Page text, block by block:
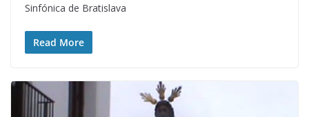
Sinfónica de Bratislava
Read More